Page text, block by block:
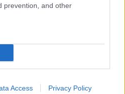
prevention, and other
Access Privacy Policy
θα προβάλλεται
προσβλητικά σχόλια θα